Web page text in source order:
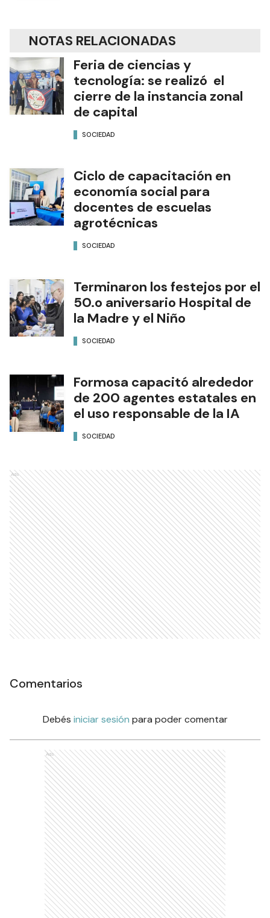
NOTAS RELACIONADAS
Feria de ciencias y
tecnología: se realizó el
cierre de la instancia zonal
de capital
SOCIEDAD
Ciclo de capacitación en
economía social para
docentes de escuelas
agrotécnicas
SOCIEDAD
Terminaron los festejos por el
50.o aniversario Hospital de
la Madre y el Niño
SOCIEDAD
Formosa capacitó alrededor
de 200 agentes estatales en
el uso responsable de la IA
SOCIEDAD
Ads
Comentarios
Debés iniciar sesión para poder comentar
Ads